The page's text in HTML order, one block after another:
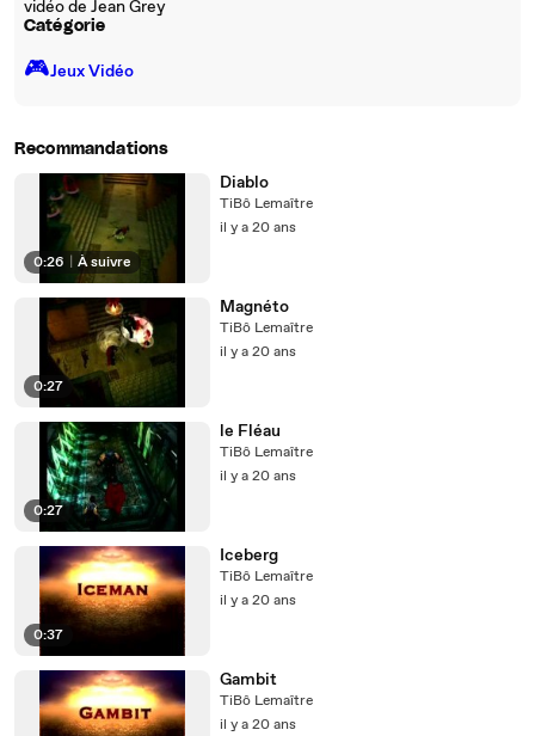
vidéo de Jean Grey
Catégorie
🎮️Jeux Vidéo
Recommandations
0:26 À suivre
Diablo
TiBô Lemaître
il y a 20 ans
0:27
Magnéto
TiBô Lemaître
il y a 20 ans
0:27
le Fléau
TiBô Lemaître
il y a 20 ans
0:37
Iceberg
TiBô Lemaître
il y a 20 ans
Gambit
TiBô Lemaître
il y a 20 ans